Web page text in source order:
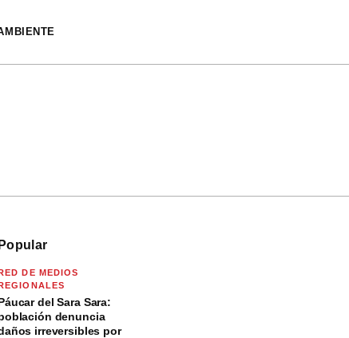
Popular
DE MEDIOS
del Sara Sara:
denuncia
irreversibles por